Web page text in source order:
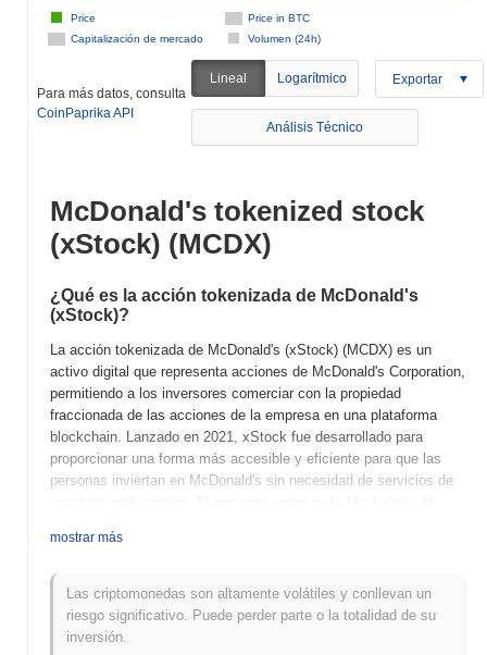
Price in BTC
Capitalización de mercado
Volumen (24h)
Price
Para más datos, consulta
CoinPaprika API
Lineal Logarítmico Exportar
Análisis Técnico
McDonald's tokenized stock
(xStock) (MCDX)
¿Qué es la acción tokenizada de McDonald's
(xStock)?
La acción tokenizada de McDonald's (xStock) (MCDX) es un
activo digital que representa acciones de McDonald's Corporation,
permitiendo a los inversores comerciar con la propiedad
fraccionada de las acciones de la empresa en una plataforma
blockchain. Lanzado en 2021, xStock fue desarrollado para
proporcionar una forma más accesible y eficiente para que las
personas inviertan en McDonald's sin necesidad de servicios de
transacciones seguras y transparentes. Su token nativo, MCDX,
proporcionar liquidez y potencialmente ofrecer características de
gobernanza en el futuro. Lo que hace que la acción tokenizada de
McDonald's (xStock) sea significativa es su capacidad para
mostrar más
Las criptomonedas son altamente volátiles y conllevan un
riesgo significativo. Puede perder parte o la totalidad de su
inversión.